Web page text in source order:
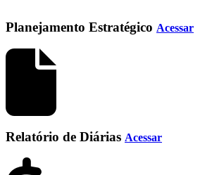
Planejamento Estratégico Acessar
Relatório de Diárias Acessar